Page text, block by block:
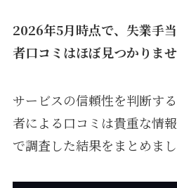
2026年5月時点で、失業手
者口コミはほぼ見つかりませ
サービスの信頼性を判断す
者による口コミは貴重な情
で調査した結果をまとめまし